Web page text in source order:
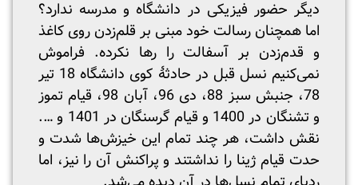
دیگر حضور فیزیکی در دانشگاه و مدرسه ندارد؟
اما همچنان رسالت خود مبنی بر قلم‌زدن روی کاغذ
و قدم‌زدن بر آسفالت را رها نکرده. فراموش
نمی‌کنیم نسل قبل در حادثۀ کوی دانشگاه 18 تیر
78، جنبش سبز 88، دی‌ 96، آبان 98، قیام تموز
و تشنگان در 1400 و قیام گرسنگان در 1401 و ….
نقش داشت، هر چند تمام این خیزش‌ها شدت و
حدت قیام ژینا را نداشتند و پراکنش آن را نیز، اما